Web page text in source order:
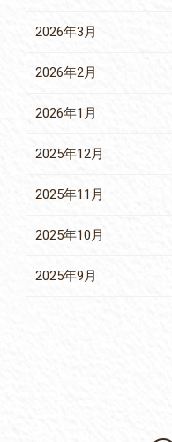
2026年3月
2026年2月
2026年1月
2025年12月
2025年11月
2025年10月
2025年9月